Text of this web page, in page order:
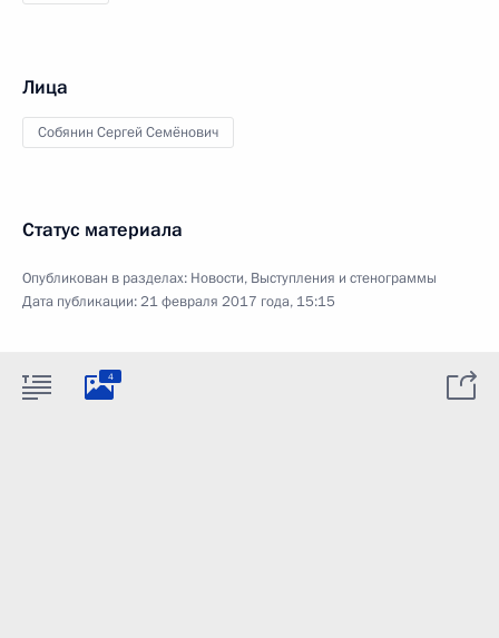
Лица
Собянин Сергей Семёнович
Статус материала
Опубликован в разделах: Новости, Выступления и стенограммы
Дата публикации:21 февраля 2017 года, 15:15
4